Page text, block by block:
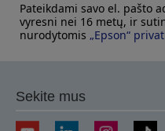
Pateikdami savo el. pašto
vyresni nei 16 metų, ir
nurodytomis „Epson“
Sekite mus